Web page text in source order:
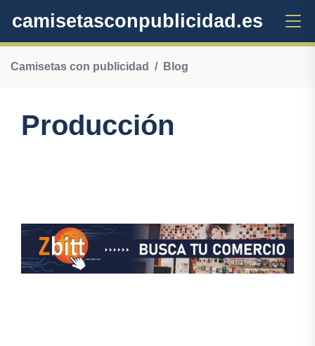
camisetasconpublicidad.es
Camisetas con publicidad Blog
Producción